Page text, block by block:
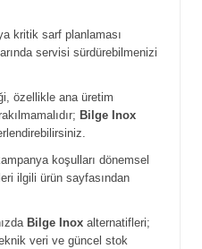
kritik sarf planlaması
servisi sürdürebilmenizi
özellikle ana üretim
Bilge Inox
koşulları dönemsel
ilgili ürün sayfasından
Bilge Inoxalternatifleri;
veri ve güncel stok